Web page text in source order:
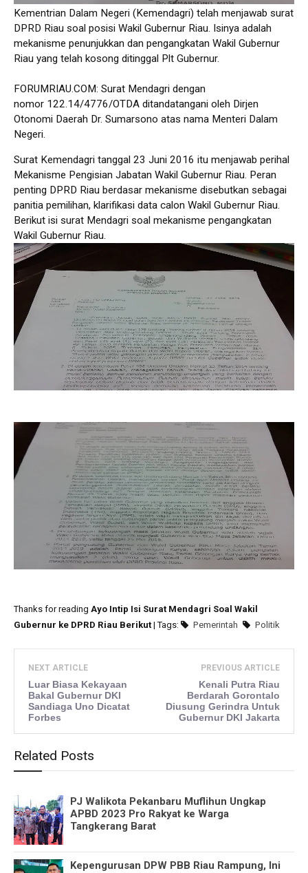
Kementrian Dalam Negeri (Kemendagri) telah menjawab surat
DPRD Riau soal posisi Wakil Gubernur Riau. Isinya adalah
mekanisme penunjukkan dan pengangkatan Wakil Gubernur
Riau yang telah kosong ditinggal Plt Gubernur.
FORUMRIAU.COM: Surat Mendagri dengan
nomor 122.14/4776/OTDA ditandatangani oleh Dirjen
Otonomi Daerah Dr. Sumarsono atas nama Menteri Dalam
Negeri.
Surat Kemendagri tanggal 23 Juni 2016 itu menjawab perihal
Mekanisme Pengisian Jabatan Wakil Gubernur Riau. Peran
penting DPRD Riau berdasar mekanisme disebutkan sebagai
panitia pemilihan, klarifikasi data calon Wakil Gubernur Riau.
Berikut isi surat Mendagri soal mekanisme pengangkatan
Wakil Gubernur Riau.
Thanks for reading Ayo Intip Isi Surat Mendagri Soal Wakil
Gubernur ke DPRD Riau Berikut | Tags: Pemerintah Politik
NEXT ARTICLE
Luar Biasa Kekayaan
Bakal Gubernur DKI
Sandiaga Uno Dicatat
Forbes
PREVIOUS ARTICLE
Kenali Putra Riau
Berdarah Gorontalo
Diusung Gerindra Untuk
Gubernur DKI Jakarta
Related Posts
PJ Walikota Pekanbaru Muflihun Ungkap
APBD 2023 Pro Rakyat ke Warga
Tangkerang Barat
Kepengurusan DPW PBB Riau Rampung, Ini